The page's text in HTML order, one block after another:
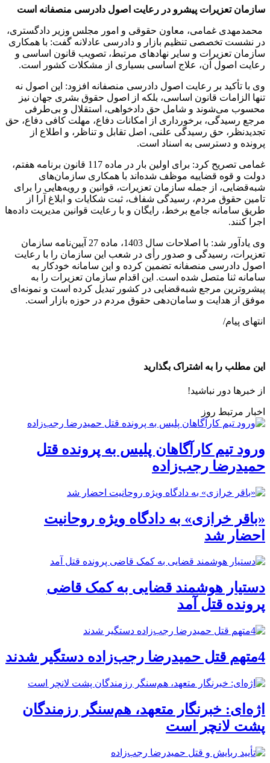
سازمان تعزیرات پیشرو در رعایت اصول دادرسی منصفانه است
محمدمهدی غمامی، معاون حقوقی و امور مجلس وزیر دادگستری،
در نشست تخصصی تنظیم بازار و دادرسی عادلانه گفت: با همکاری
سازمان تعزیرات و سایر نهادهای مرتبط، تصویب قانون اساسی و
رعایت اصول آن، علاج اساسی بسیاری از مشکلات کشور است.
وی با تأکید بر رعایت اصول دادرسی منصفانه افزود: این اصول نه
تنها الزامات قانون اساسی، بلکه از اصول حقوق بشری جهان نیز
محسوب می‌شوند و شامل حق دادخواهی، استقلال و بی‌طرفی
مرجع رسیدگی، برخورداری از امکانات دفاع، مهلت کافی دفاع، حق
تجدیدنظر، حق رسیدگی علنی، اصل تقابل و تناظر، و اطلاع از
پرونده و دسترسی به اسناد است.
غمامی تصریح کرد: برای اولین بار در ماده 117 قانون برنامه هفتم،
دولت و قوه قضاییه موظف شده‌اند با همکاری سازمان‌های
شبه‌قضایی، از جمله سازمان تعزیرات، قوانین و رویه‌هایی را برای
تامین حقوق مردم، رسیدگی شفاف، ثبت شکایات و ابلاغ آرا از
طریق سامانه جامع برخط، رایگان و با رعایت قوانین مدیریت داده‌ها
اجرا کنند.
وی یادآور شد: با اصلاحات سال 1403، ماده 27 آیین‌نامه سازمان
تعزیرات، رسیدگی و صدور رأی در شعب این سازمان را با رعایت
اصول دادرسی منصفانه تضمین کرده و این سامانه خودکار به
سامانه ثنا متصل شده است. این اقدام سازمان تعزیرات را به
پیشروترین مرجع شبه‌قضایی در کشور تبدیل کرده است و نمونه‌ای
موفق از هدایت و سامان‌دهی حقوق مردم در حوزه بازار است.
انتهای پیام/
این مطلب را به اشتراک بگذارید
از خبرها دور نباشید!
اخبار مرتبط روز
ورود تیم کارآگاهان پلیس به پرونده قتل
حمیدرضا رجب‌زاده
«باقر خرازی» به دادگاه ویژه روحانیت
احضار شد
دستیار هوشمند قضایی به کمک قاضی
پرونده قتل آمد
4متهم قتل حمیدرضا رجب‌زاده دستگیر شدند
اژه‌ای: خبرنگار متعهد، هم‌سنگر رزمندگان
پشت لانچر است